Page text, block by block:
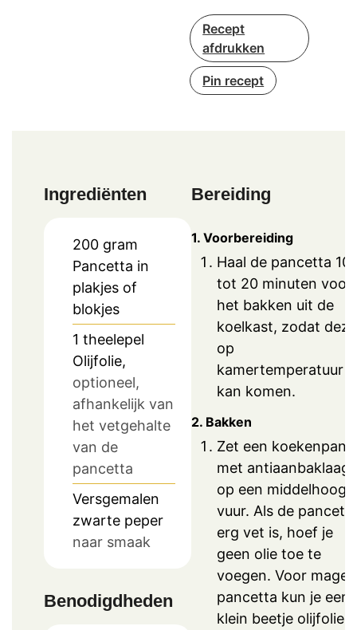
Recept
afdrukken
Pin recept
Ingrediënten
200 gram
Pancetta in
plakjes of
blokjes
1 theelepel
Olijfolie,
optioneel,
afhankelijk van
het vetgehalte
van de
pancetta
Versgemalen
zwarte peper
naar smaak
Benodigdheden
Bereiding
1. Voorbereiding
Haal de pancetta 10
tot 20 minuten voor
het bakken uit de
koelkast, zodat deze
op
kamertemperatuur
kan komen.
2. Bakken
Zet een koekenpan
met antiaanbaklaag
op een middelhoog
vuur. Als de
erg vet is, hoef je
geen olie toe te
voegen. Voor
pancetta kun je een
klein beetje olijfolie